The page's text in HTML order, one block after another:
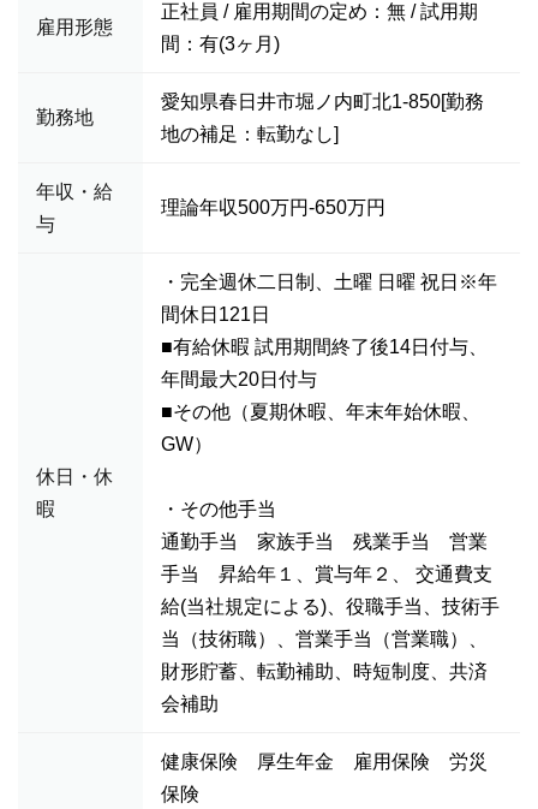
雇用形態
正社員 / 雇用期間の定め：無 / 試用期
間：有(3ヶ月)
勤務地
愛知県春日井市堀ノ内町北1-850[勤務
地の補足：転勤なし]
年収・給
与
理論年収500万円-650万円
休日・休
暇
・完全週休二日制、土曜 日曜 祝日※年
間休日121日
■有給休暇 試用期間終了後14日付与、
年間最大20日付与
■その他（夏期休暇、年末年始休暇、
GW）
・その他手当
通勤手当 家族手当 残業手当 営業
手当 昇給年１、賞与年２、 交通費支
給(当社規定による)、役職手当、技術手
当（技術職）、営業手当（営業職）、
財形貯蓄、転勤補助、時短制度、共済
会補助
健康保険 厚生年金 雇用保険 労災
保険